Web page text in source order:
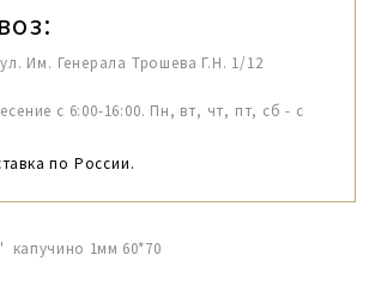
Им. Генерала Трошева Г.Н. 1/12
с 6:00-16:00. Пн, вт, чт, пт, сб - с
по России.
1мм 60*70